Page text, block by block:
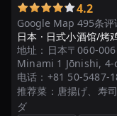
Google Map 495条评
4.2
日本 · 日式小酒馆/烤
地址： 日本〒060-
Minami 1 Jōnishi, 4-
电话： +81 50-5487-
推荐菜： 唐揚げ、寿
ダ